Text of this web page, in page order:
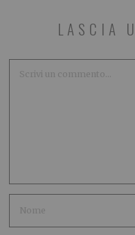
LASCIA